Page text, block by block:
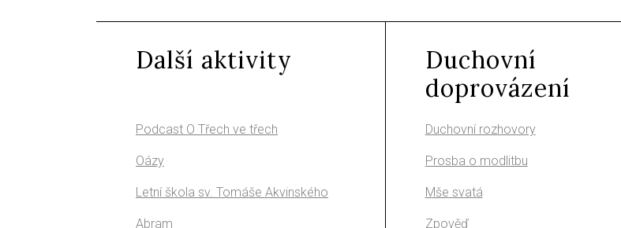
Další aktivity
Podcast O Třech ve třech
Oázy
Letní škola sv. Tomáše Akvinského
Abram
Duchovní
doprovázení
Duchovní rozhovory
Prosba o modlitbu
Mše svatá
Zpověď